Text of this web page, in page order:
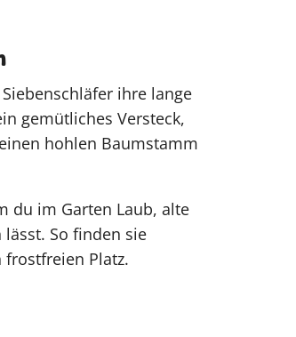
ihre lange
gemütliches Versteck,
hohlen Baumstamm
du im Garten Laub, alte
So finden sie
Platz.